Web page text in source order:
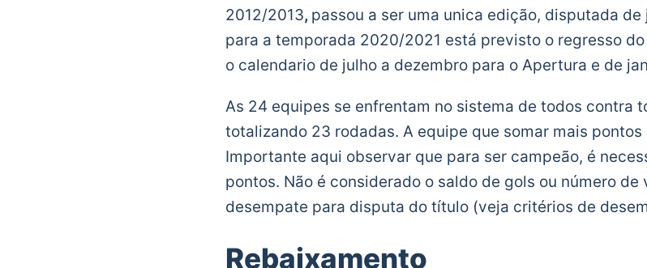
2012/2013, passou a ser uma unica edição, disputada
para a temporada 2020/2021 está previsto o regresso
o calendario de julho a dezembro para o Apertura e de
As 24 equipes se enfrentam no sistema de todos contra
totalizando 23 rodadas. A equipe que somar mais
Importante aqui observar que para ser campeão, é
pontos. Não é considerado o saldo de gols ou número
desempate para disputa do título (veja critérios de
Rebaixamento